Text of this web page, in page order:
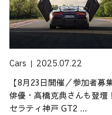
Cars 2025.07.22
【8月23日開催／参加者募集
俳優・高橋克典さんも登壇
セラティ神戸 GT2 ...